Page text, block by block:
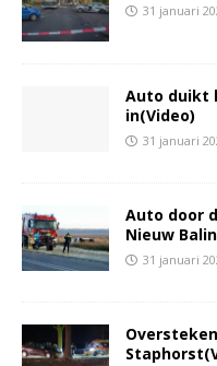
31 januari
Auto duikt
in(Video)
31 januari
Auto door
Nieuw
31 januari